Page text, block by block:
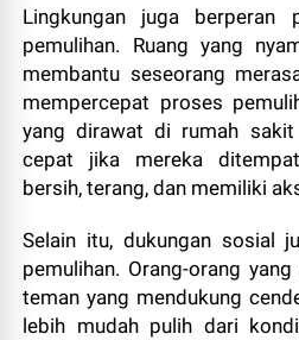
Lingkungan juga berperan
pemulihan. Ruang yang
membantu seseorang
mempercepat proses
yang dirawat di rumah
cepat jika mereka
bersih, terang, dan memiliki
Selain itu, dukungan sosial
pemulihan. Orang-orang
teman yang mendukung
lebih mudah pulih dari